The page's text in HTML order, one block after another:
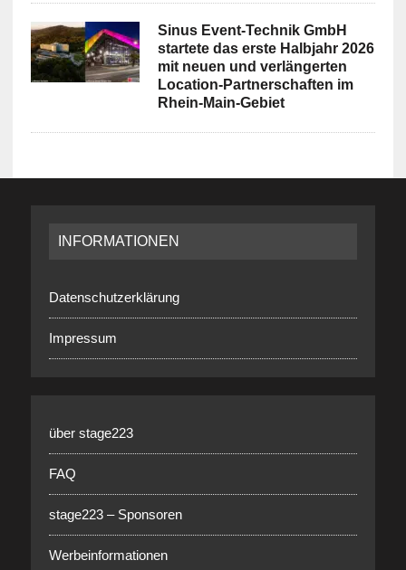
Sinus Event-Technik GmbH
startete das erste Halbjahr 2026
mit neuen und verlängerten
Location-Partnerschaften im
Rhein-Main-Gebiet
INFORMATIONEN
Datenschutzerklärung
Impressum
über stage223
FAQ
stage223 – Sponsoren
Werbeinformationen